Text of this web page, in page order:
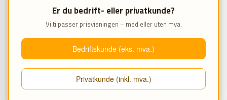
Er du bedrift- eller privatkunde?
Vi tilpasser prisvisningen – med eller uten mva.
Bedriftskunde (eks. mva.)
Privatkunde (inkl. mva.)
komplekse hjultyper.
Kraftig hydraulisk dekkskiftemaskin
Dekkskift uten berøring av felgene
Kan brukes til alle typer personbil- og
varebildekk
Mange av maskininnstillingene gjøres